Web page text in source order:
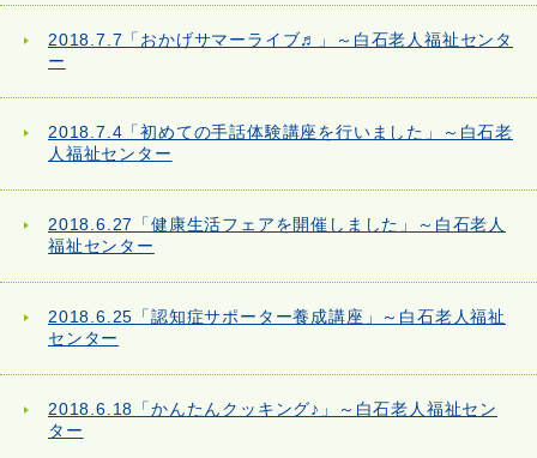
2018.7.7「おかげサマーライブ♬」～白石老人福祉センタ
ー
2018.7.4「初めての手話体験講座を行いました」～白石老
人福祉センター
2018.6.27「健康生活フェアを開催しました」～白石老人
福祉センター
2018.6.25「認知症サポーター養成講座」～白石老人福祉
センター
2018.6.18「かんたんクッキング♪」～白石老人福祉セン
ター